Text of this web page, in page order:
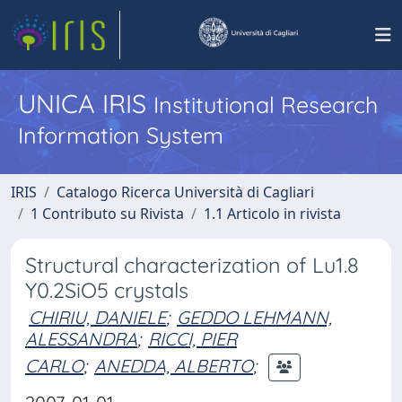
UNICA IRISInstitutional Research
Information System
IRIS
Catalogo Ricerca Università di Cagliari
1 Contributo su Rivista
1.1 Articolo in rivista
Structural characterization of Lu1.8
Y0.2SiO5 crystals
CHIRIU, DANIELE; GEDDO LEHMANN,
ALESSANDRA; RICCI, PIER
CARLO; ANEDDA, ALBERTO;